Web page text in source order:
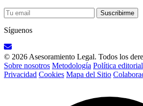
Suscribirme
Síguenos
© 2026 Asesoramiento Legal. Todos los
Sobre nosotros Metodología Política editorial
Privacidad Cookies Mapa del Sitio